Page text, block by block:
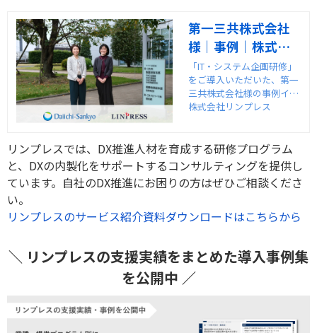
第一三共株式会社
様｜事例｜株式会
社リンプレス
「IT・システム企画研修」
をご導入いただいた、第一
三共株式会社様の事例イン
タビューを紹介します。
株式会社リンプレス
リンプレスでは、DX推進人材を育成する研修プログラム
と、DXの内製化をサポートするコンサルティングを提供し
ています。自社のDX推進にお困りの方はぜひご相談くださ
い。
リンプレスのサービス紹介資料ダウンロードはこちらから
＼ リンプレスの支援実績をまとめた導入事例集
を公開中 ／